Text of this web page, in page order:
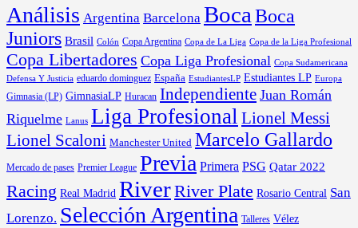
Análisis Argentina Barcelona Boca Boca
Juniors Brasil Colón Copa Argentina Copa de La Liga Copa de la Liga Profesional
Copa Libertadores Copa Liga Profesional Copa Sudamericana
Defensa Y Justicia eduardo dominguez España EstudiantesLP Estudiantes LP Europa
Gimnasia (LP) GimnasiaLP Huracan Independiente Juan Román
Riquelme Lanus Liga Profesional Lionel Messi
Lionel Scaloni Manchester United Marcelo Gallardo
Mercado de pases Premier League Previa Primera PSG Qatar 2022
Racing Real Madrid RiverRiver Plate Rosario Central San
Lorenzo. Selección Argentina Talleres Vélez